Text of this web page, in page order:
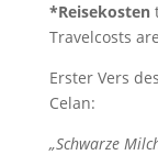
*Reisekosten
Travelcosts
Erster Vers
Celan:
„Schwarze